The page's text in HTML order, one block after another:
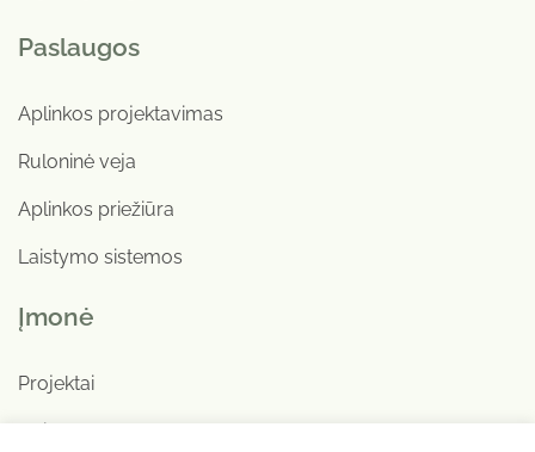
Paslaugos
Aplinkos projektavimas
Ruloninė veja
Aplinkos priežiūra
Laistymo sistemos
Įmonė
Projektai
Apie mus